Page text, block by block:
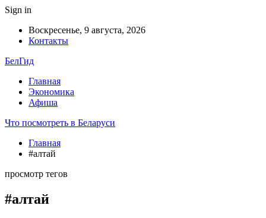
Sign in
Воскресенье, 9 августа, 2026
Контакты
БелГид
Главная
Экономика
Афиша
Что посмотреть в Беларуси
Главная
#алтай
просмотр тегов
#алтай